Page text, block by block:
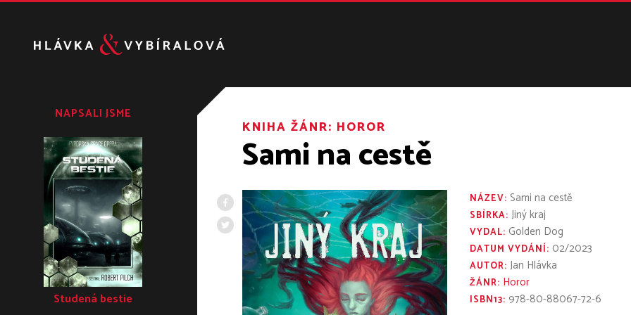
obsah
KNIHA ŽÁNR: HOROR
Sami na cestě
NÁZEV: Sami na cestě
SBÍRKA: Jiný kraj
VYDAL: Golden Dog
DATUM VYDÁNÍ: 02/2023
AUTOR: Jan Hlávka
ŽÁNR: Horor
ISBN13: 978-80-88067-72-6
NAPSALI JSME
Studená bestie